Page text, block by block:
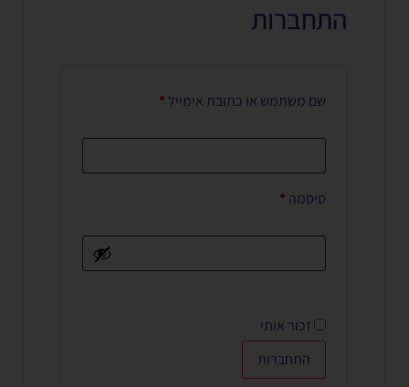
התחברות
שם משתמש או כתובת אימייל*
סיסמה *
זכור אותי
התחברות